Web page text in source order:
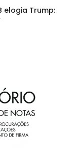
elogia Trump: